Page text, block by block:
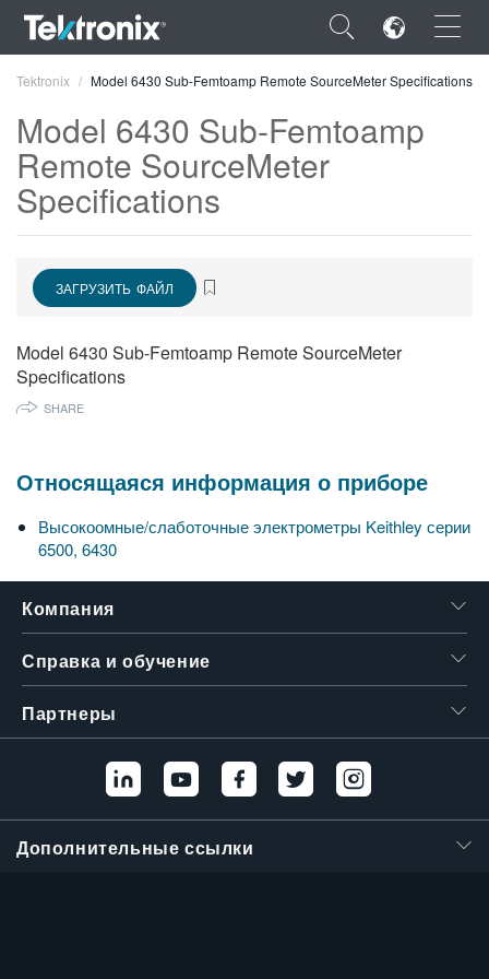
×
ENGLISH
DEUTSCH
简体中文
Tektronix Model 6430 Sub-Femtoamp Remote SourceMeter Specifications
Model 6430 Sub-Femtoamp
Remote SourceMeter
Specifications
ЗАГРУЗИТЬ ФАЙЛ
Model 6430 Sub-Femtoamp Remote SourceMeter
Specifications
SHARE
Относящаяся информация о приборе
Высокоомные/слаботочные электрометры Keithley серии
6500, 6430
Компания
Справка и обучение
Партнеры
Дополнительные ссылки